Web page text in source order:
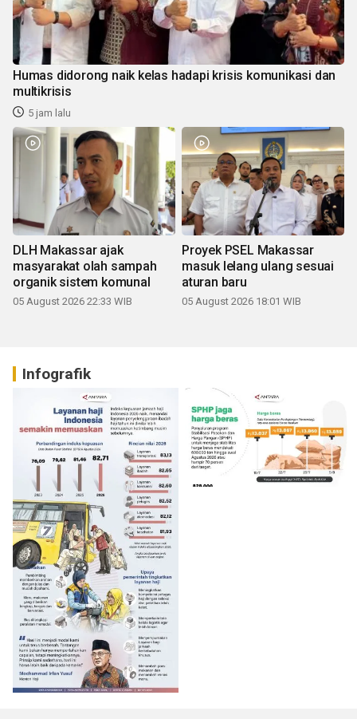
Humas didorong naik kelas hadapi krisis komunikasi dan
multikrisis
5 jam lalu
DLH Makassar ajak
masyarakat olah sampah
organik sistem komunal
05 August 2026 22:33 WIB
Proyek PSEL Makassar
masuk lelang ulang sesuai
aturan baru
05 August 2026 18:01 WIB
Infografik